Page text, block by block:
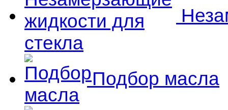
Подбор масла